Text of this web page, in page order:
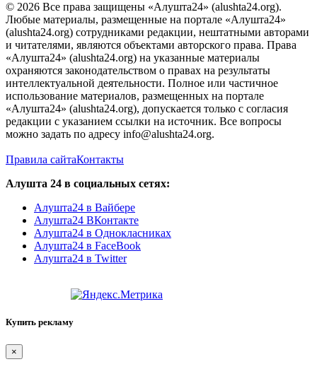
© 2026 Все права защищены «Алушта24» (alushta24.org).
Любые материалы, размещенные на портале «Алушта24»
(alushta24.org) сотрудниками редакции, нештатными авторами
и читателями, являются объектами авторского права. Права
«Алушта24» (alushta24.org) на указанные материалы
охраняются законодательством о правах на результаты
интеллектуальной деятельности. Полное или частичное
использование материалов, размещенных на портале
«Алушта24» (alushta24.org), допускается только с согласия
редакции с указанием ссылки на источник. Все вопросы
можно задать по адресу info@alushta24.org.
Правила сайтаКонтакты
Алушта 24 в социальных сетях:
Алушта24 в Вайбере
Алушта24 ВКонтакте
Алушта24 в Однокласниках
Алушта24 в FaceBook
Алушта24 в Twitter
Купить рекламу
×